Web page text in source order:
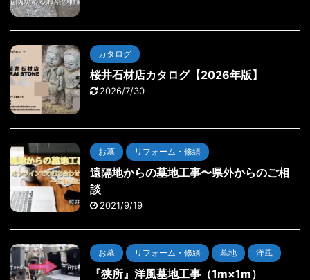
カタログ
桜井石材店カタログ【2026年版】
2026/7/30
お墓 リフォーム・修繕
遠隔地からの墓地工事〜県外からのご相
談
2021/9/19
お墓 リフォーム・修繕 墓地 洋風
『狭所』洋風墓地工事（1m×1m）